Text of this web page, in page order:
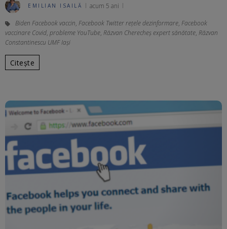
EMILIAN ISAILĂ acum 5 ani
Biden Facebook vaccin, Facebook Twitter reţele dezinformare, Facebook
vaccinare Covid, probleme YouTube, Răzvan Cherecheș expert sănătate, Răzvan
Constantinescu UMF Iași
Citește